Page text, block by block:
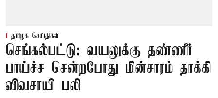
தமிழக செய்திகள்
செங்கல்பட்டு: வயலுக்கு தண்ணீர்
பாய்ச்ச சென்றபோது மின்சாரம் தாக்கி
விவசாயி பலி